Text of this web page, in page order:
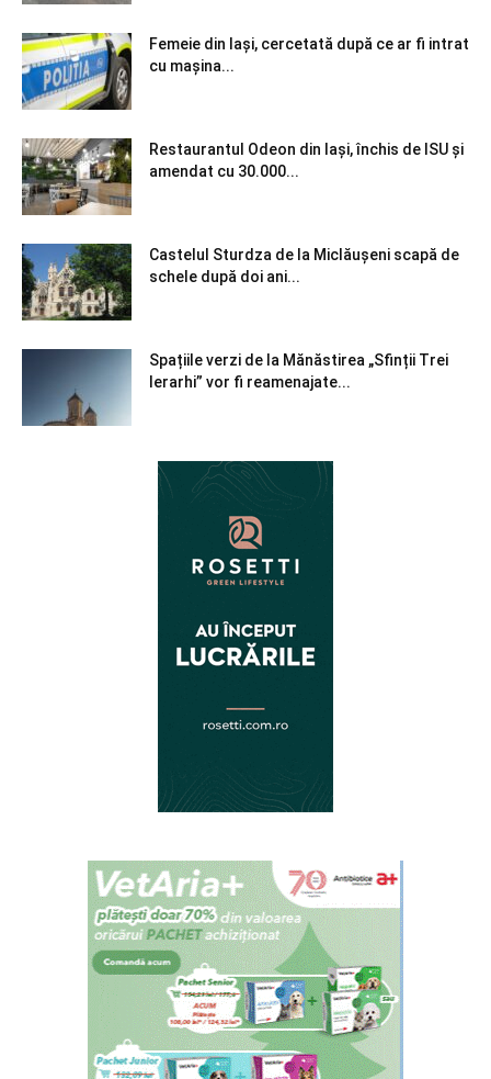
Femeie din Iași, cercetată după ce ar fi intrat
cu mașina...
Restaurantul Odeon din Iași, închis de ISU și
amendat cu 30.000...
Castelul Sturdza de la Miclăușeni scapă de
schele după doi ani...
Spațiile verzi de la Mănăstirea „Sfinții Trei
Ierarhi” vor fi reamenajate...